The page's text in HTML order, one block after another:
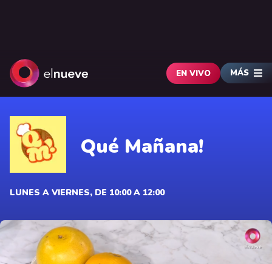
EN VIVO MÁS
Qué Mañana!
LUNES A VIERNES, DE 10:00 A 12:00